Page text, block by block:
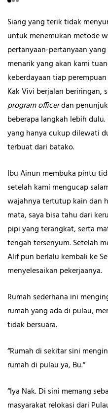
Siang yang terik tidak
untuk menemukan metode
pertanyaan-pertanyaan
menarik yang akan kami
keberdayaan tiap
Kak Vivi berjalan beriringan,
program officerdan
beberapa langkah lebih
yang hanya cukup dilewati
terbuat dari batako.
Ibu Ainun membuka pintu
setelah kami mengucap
wajahnya tertutup kain dan
mata, saya bisa tahu dari
pipi yang terangkat, serta
tengah tersenyum. Setelah
Alif pun berlalu kembali ke
menyelesaikan pekerjaanya.
Rumah sederhana ini
rumah yang ada di pulau,
tidak bersuara.
“Rumah di sekitar sini
rumah di pulau ya, Bu.”
“Iya Nak. Di sini memang
masyarakat relokasi dari